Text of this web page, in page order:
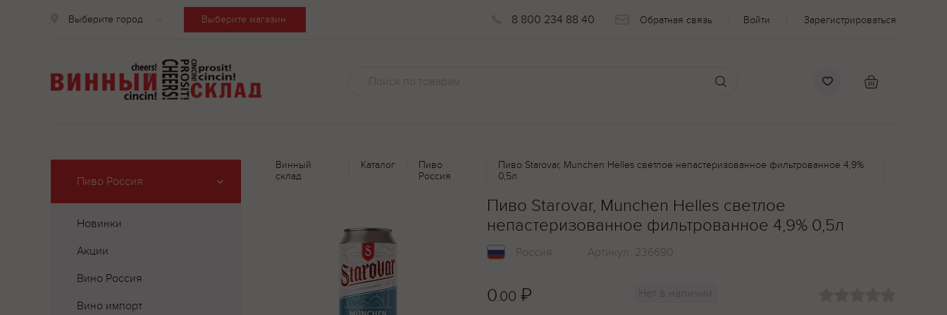
Выберите город Выберите магазин 8 800 234 88 40 Обратная связь Войти Зарегистрироваться
Пиво Россия
Новинки
Акции
Вино Россия
Вино импорт
Винный
склад
Каталог
Пиво
Россия
Пиво Starovar, Munchen Helles светлое непастеризованное фильтрованное 4,9%
0,5л
Пиво Starovar, Munchen Helles светлое
непастеризованное фильтрованное 4,9% 0,5л
Россия Артикул: 236690
0.00 ₽
Нет в наличии